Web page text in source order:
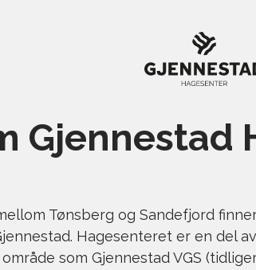
Gjennestad
Tønsberg og Sandefjord
Hagesenteret er en del
som Gjennestad VGS